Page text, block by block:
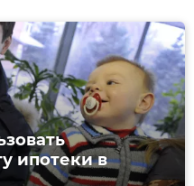
ипотеки в